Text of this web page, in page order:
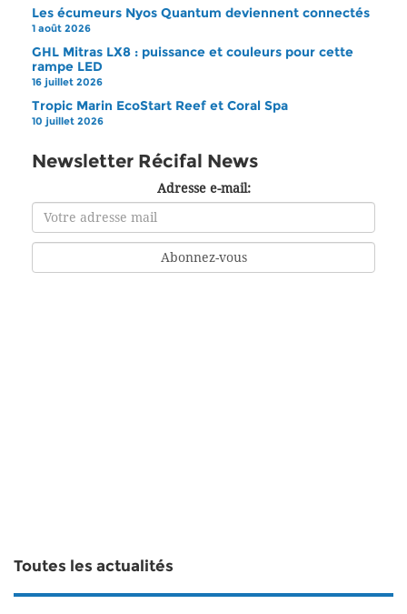
Les écumeurs Nyos Quantum deviennent connectés
1 août 2026
GHL Mitras LX8 : puissance et couleurs pour cette
rampe LED
16 juillet 2026
Tropic Marin EcoStart Reef et Coral Spa
10 juillet 2026
Newsletter Récifal News
Adresse e-mail:
Toutes les actualités